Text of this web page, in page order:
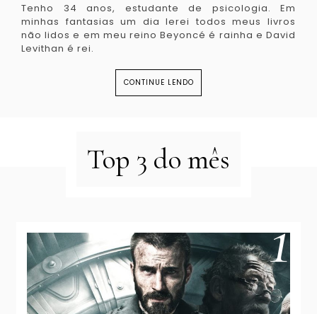
Tenho 34 anos, estudante de psicologia. Em
minhas fantasias um dia lerei todos meus livros
não lidos e em meu reino Beyoncé é rainha e David
Levithan é rei.
CONTINUE LENDO
Top 3 do mês